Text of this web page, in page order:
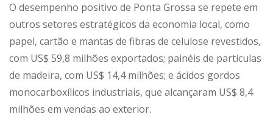
O desempenho positivo de Ponta Grossa se repete em
outros setores estratégicos da economia local, como
papel, cartão e mantas de fibras de celulose revestidos,
com US$ 59,8 milhões exportados; painéis de partículas
de madeira, com US$ 14,4 milhões; e ácidos gordos
monocarboxílicos industriais, que alcançaram US$ 8,4
milhões em vendas ao exterior.